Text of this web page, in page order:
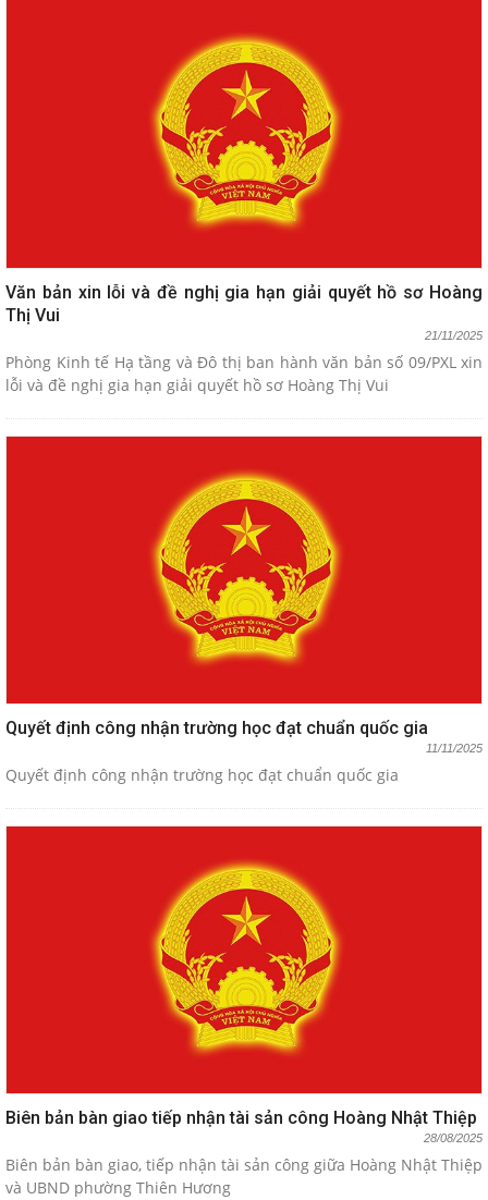
Văn bản xin lỗi và đề nghị gia hạn giải quyết hồ sơ Hoàng
Thị Vui
21/11/2025
Phòng Kinh tế Hạ tầng và Đô thị ban hành văn bản số 09/PXL xin
lỗi và đề nghị gia hạn giải quyết hồ sơ Hoàng Thị Vui
Quyết định công nhận trường học đạt chuẩn quốc gia
11/11/2025
Quyết định công nhận trường học đạt chuẩn quốc gia
Biên bản bàn giao tiếp nhận tài sản công Hoàng Nhật Thiệp
28/08/2025
Biên bản bàn giao, tiếp nhận tài sản công giữa Hoàng Nhật Thiệp
và UBND phường Thiên Hương